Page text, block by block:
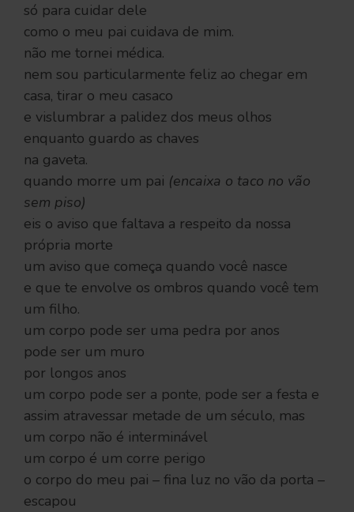
só para cuidar dele
como o meu pai cuidava de mim.
não me tornei médica.
nem sou particularmente feliz ao chegar em
casa, tirar o meu casaco
e vislumbrar a palidez dos meus olhos
enquanto guardo as chaves
na gaveta.
quando morre um pai (encaixa o taco no vão
sem piso)
eis o aviso que faltava a respeito da nossa
própria morte
um aviso que começa quando você nasce
e que te envolve os ombros quando você tem
um filho.
um corpo pode ser uma pedra por anos
pode ser um muro
por longos anos
um corpo pode ser a ponte, pode ser a festa e
assim atravessar metade de um século, mas
um corpo não é interminável
um corpo é um corre perigo
o corpo do meu pai – fina luz no vão da porta –
escapou